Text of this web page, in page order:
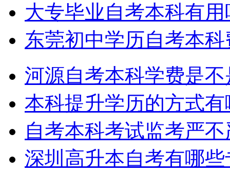
大专毕业自考本科有用
东莞初中学历自考本
河源自考本科学费是
本科提升学历的方式
自考本科考试监考严
深圳高升本自考有哪